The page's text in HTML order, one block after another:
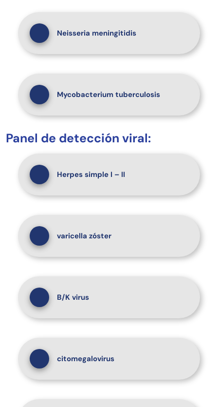
Neisseria meningitidis
Mycobacterium tuberculosis
Panel de detección viral:
Herpes simple I – II
varicella zóster
B/K virus
citomegalovirus